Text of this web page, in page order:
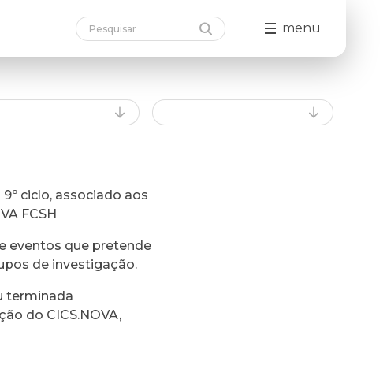
menu
ciclo, associado aos
FCSH
eventos que pretende
de investigação.
terminada
do CICS.NOVA,